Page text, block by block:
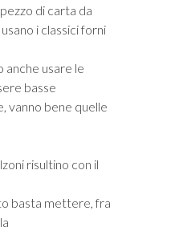
di carta da
i classici forni
anche usare le
basse
vanno bene quelle
risultino con il
basta mettere, fra